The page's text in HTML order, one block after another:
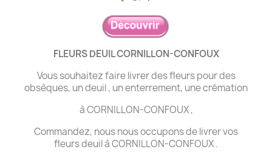
FLEURS DEUIL CORNILLON-CONFOUX
Vous souhaitez faire livrer des fleurs pour des
obsèques, un deuil , un enterrement, une crémation
à CORNILLON-CONFOUX ,
Commandez, nous nous occupons de livrer vos
fleurs deuil à CORNILLON-CONFOUX .